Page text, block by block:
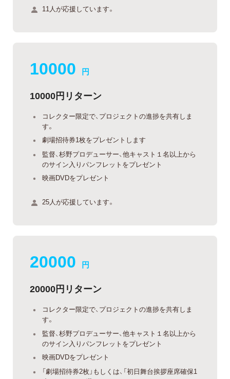
11人が応援しています。
10000 円
10000円リターン
コレクター限定で、プロジェクトの進捗を共有しま
す。
劇場招待券1枚をプレゼントします
監督、杉野プロデューサー、他キャスト１名以上から
のサイン入りパンフレットをプレゼント
映画DVDをプレゼント
25人が応援しています。
20000 円
20000円リターン
コレクター限定で、プロジェクトの進捗を共有しま
す。
監督、杉野プロデューサー、他キャスト１名以上から
のサイン入りパンフレットをプレゼント
映画DVDをプレゼント
「劇場招待券2枚」もしくは、「初日舞台挨拶座席確保1